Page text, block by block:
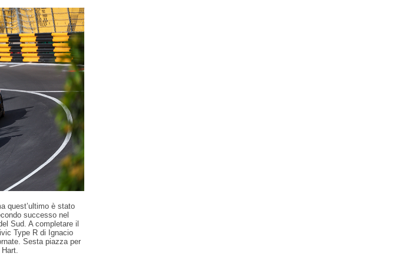
quest’ultimo è stato
successo nel
Sud. A completare il
Type R di Ignacio
Sesta piazza per